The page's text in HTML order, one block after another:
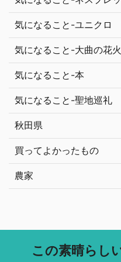
気になること-ユニクロ
気になること-大曲の花火
気になること-本
気になること-聖地巡礼
秋田県
買ってよかったもの
農家
この素晴らし